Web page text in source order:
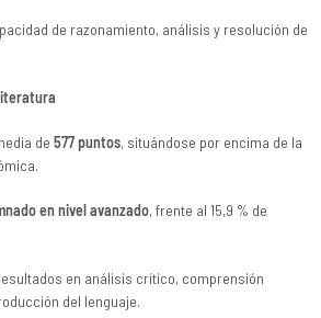
de razonamiento, análisis y resolución de
de 577 puntos, situándose por encima de la
en nivel avanzado, frente al 15,9 % de
en análisis crítico, comprensión
del lenguaje.